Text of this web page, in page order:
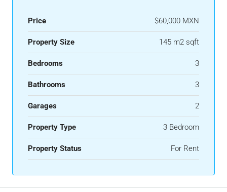
Price $60,000 MXN
Property Size 145 m2 sqft
Bedrooms 3
Bathrooms 3
Garages 2
Property Type 3 Bedroom
Property Status For Rent